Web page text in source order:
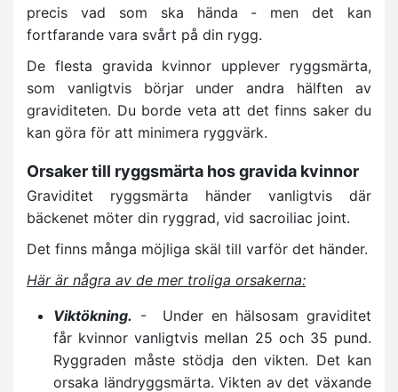
precis vad som ska hända - men det kan
fortfarande vara svårt på din rygg.
De flesta gravida kvinnor upplever ryggsmärta,
som vanligtvis börjar under andra hälften av
graviditeten. Du borde veta att det finns saker du
kan göra för att minimera ryggvärk.
Orsaker till ryggsmärta hos gravida kvinnor
Graviditet ryggsmärta händer vanligtvis där
bäckenet möter din ryggrad, vid sacroiliac joint.
Det finns många möjliga skäl till varför det händer.
Här är några av de mer troliga orsakerna:
Viktökning. - Under en hälsosam graviditet
får kvinnor vanligtvis mellan 25 och 35 pund.
Ryggraden måste stödja den vikten. Det kan
orsaka ländryggsmärta. Vikten av det växande